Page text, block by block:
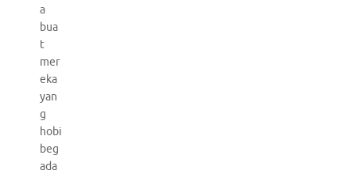
a
bua
t
mer
eka
yan
g
hobi
beg
ada